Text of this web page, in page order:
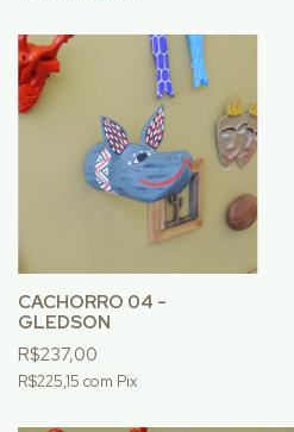
CACHORRO 04 -
GLEDSON
R$237,00
R$225,15 com Pix